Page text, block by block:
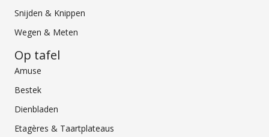
Snijden & Knippen
Wegen & Meten
Op tafel
Amuse
Bestek
Dienbladen
Etagères & Taartplateaus